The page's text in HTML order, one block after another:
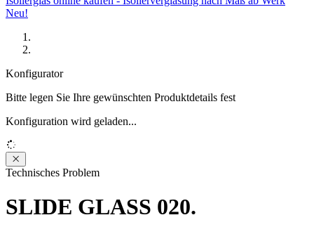
Neu!
Konfigurator
Bitte legen Sie Ihre gewünschten Produktdetails fest
Konfiguration wird geladen...
Loading...
Technisches Problem
SLIDE GLASS 020.